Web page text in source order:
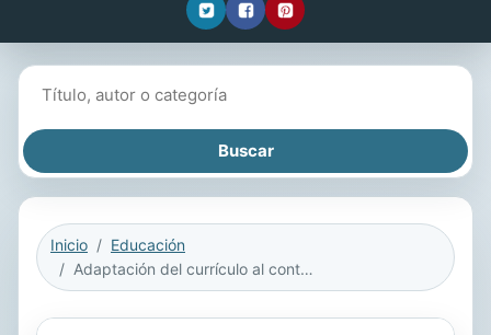
Inicio
Educación
Adaptación del currículo al contexto y al aula